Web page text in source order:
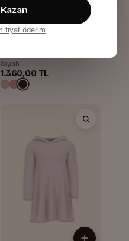
Siyah
1.360,00 TL
fiyat öderim